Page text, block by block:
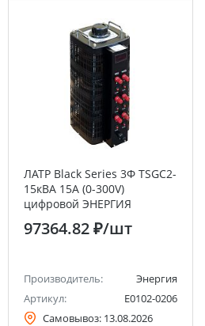
ЛАТР Black Series 3Ф TSGC2-
15кВА 15А (0-300V)
цифровой ЭНЕРГИЯ
97364.82 ₽/шт
Производитель:
Энергия
Артикул:
Е0102-0206
Самовывоз: 13.08.2026